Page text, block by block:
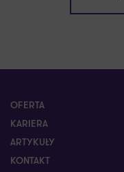
OFERTA
KARIERA
ARTYKUŁY
KONTAKT